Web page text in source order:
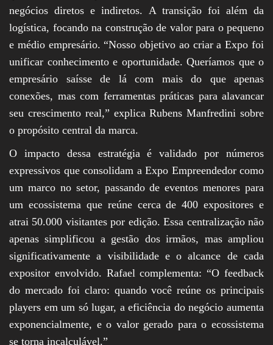
negócios diretos e indiretos. A transição foi além da
logística, focando na construção de valor para o pequeno
e médio empresário. “Nosso objetivo ao criar a Expo foi
unificar conhecimento e oportunidade. Queríamos que o
empresário saísse de lá com mais do que apenas
conexões, mas com ferramentas práticas para alavancar
seu crescimento real,” explica Rubens Manfredini sobre
o propósito central da marca.
O impacto dessa estratégia é validado por números
expressivos que consolidam a Expo Empreendedor como
um marco no setor, passando de eventos menores para
um ecossistema que reúne cerca de 400 expositores e
atrai 50.000 visitantes por edição. Essa centralização não
apenas simplificou a gestão dos irmãos, mas ampliou
significativamente a visibilidade e o alcance de cada
expositor envolvido. Rafael complementa: “O feedback
do mercado foi claro: quando você reúne os principais
players em um só lugar, a eficiência do negócio aumenta
exponencialmente, e o valor gerado para o ecossistema
se torna incalculável.”